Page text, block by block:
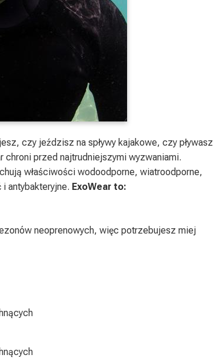
czy jeździsz na spływy kajakowe, czy pływasz
chroni przed najtrudniejszymi wyzwaniami.
właściwości wodoodporne, wiatroodporne,
antybakteryjne. ExoWear to:
neoprenowych, więc potrzebujesz miej